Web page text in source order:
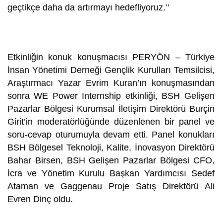
geçtikçe daha da artırmayı hedefliyoruz.’’
Etkinliğin konuk konuşmacısı PERYÖN – Türkiye
İnsan Yönetimi Derneği Gençlik Kurulları Temsilcisi,
Araştırmacı Yazar Evrim Kuran’ın konuşmasından
sonra WE Power Internship etkinliği, BSH Gelişen
Pazarlar Bölgesi Kurumsal İletişim Direktörü Burçin
Girit’in moderatörlüğünde düzenlenen bir panel ve
soru-cevap oturumuyla devam etti. Panel konukları
BSH Bölgesel Teknoloji, Kalite, İnovasyon Direktörü
Bahar Birsen, BSH Gelişen Pazarlar Bölgesi CFO,
İcra ve Yönetim Kurulu Başkan Yardımcısı Sedef
Ataman ve Gaggenau Proje Satış Direktörü Ali
Evren Dinç oldu.